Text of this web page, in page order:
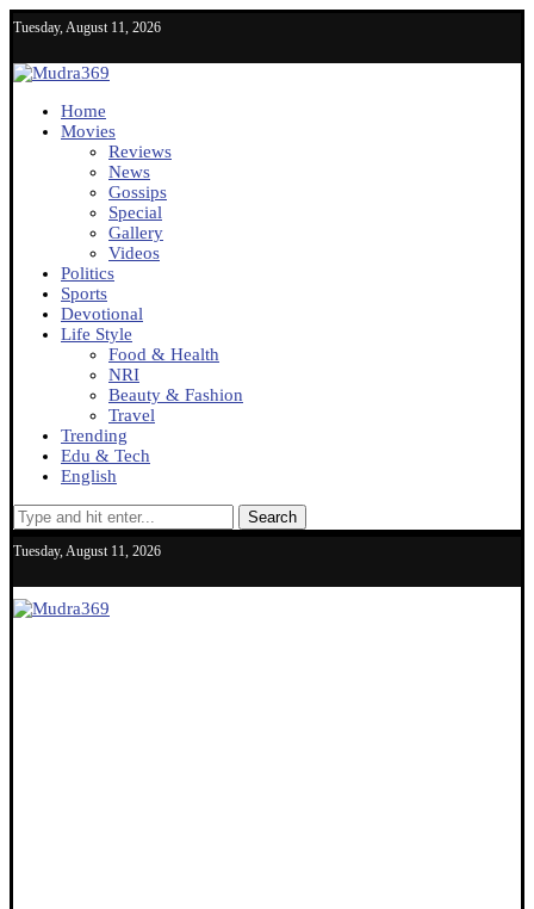
Tuesday, August 11, 2026
Home
Movies
Reviews
News
Gossips
Special
Gallery
Videos
Politics
Sports
Devotional
Life Style
Food & Health
NRI
Beauty & Fashion
Travel
Trending
Edu & Tech
English
Search
Tuesday, August 11, 2026